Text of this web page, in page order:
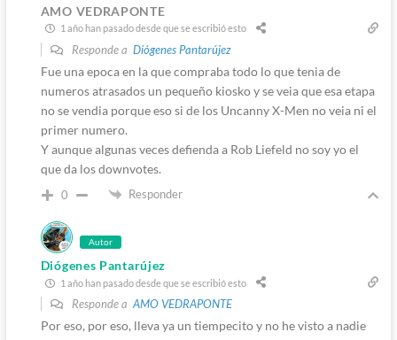
AMO VEDRAPONTE
1 año han pasado desde que se escribió esto
Responde a Diógenes Pantarújez
Fue una epoca en la que compraba todo lo que tenia de
numeros atrasados un pequeño kiosko y se veia que esa etapa
no se vendia porque eso si de los Uncanny X-Men no veia ni el
primer numero.
Y aunque algunas veces defienda a Rob Liefeld no soy yo el
que da los downvotes.
0 Responder
Autor
Diógenes Pantarújez
1 año han pasado desde que se escribió esto
Responde aAMO VEDRAPONTE
Por eso, por eso, lleva ya un tiempecito y no he visto a nadie